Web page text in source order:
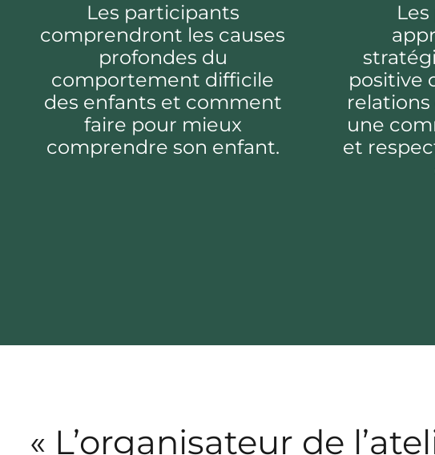
Les participants
comprendront les causes
profondes du
comportement difficile
des enfants et comment
faire pour mieux
comprendre son enfant.
positive
une
et
« L’organisateur de